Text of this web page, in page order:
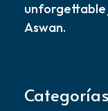
unforgettable
Aswan.